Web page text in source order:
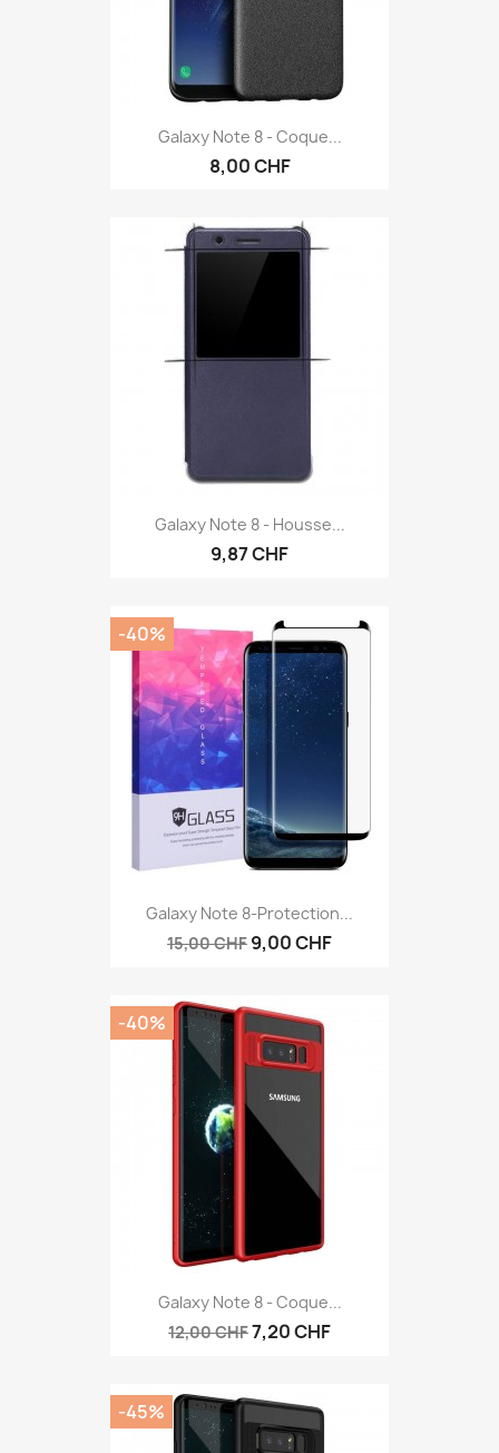
Galaxy Note 8 - Coque...
8,00 CHF
Galaxy Note 8 - Housse...
9,87 CHF
Galaxy Note 8-Protection...
15,00 CHF 9,00 CHF
-40%
Galaxy Note 8 - Coque...
12,00 CHF7,20 CHF
-40%
-45%